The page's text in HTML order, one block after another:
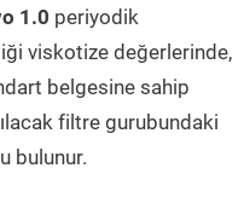
1.0 periyodik
viskotize değerlerinde,
belgesine sahip
filtre gurubundaki
bulunur.